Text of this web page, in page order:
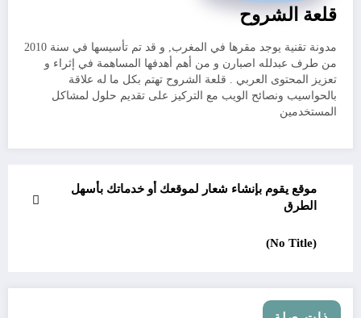
قلعة الشروح
مدونة تقنية يوجد مقرها في المغرب, و قد تم تأسيسها في سنة 2010
من طرف عبدلله اصبارن و من أهم أهدفها المساهمة في إثراء و
تعزيز المحتوى العربي . قلعة الشروح تهتم بكل ما له علاقة
بالحواسيب ونصائح الويب مع التركيز على تقديم حلول لمشاكل
المستخدمين
موقع يقوم بإنشاء شعار لموقعك أو خدماتك بأسهل
الطرق
(No Title)